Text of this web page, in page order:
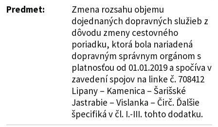
Predmet:
Zmena rozsahu objemu
dojednaných dopravných služieb z
dôvodu zmeny cestovného
poriadku, ktorá bola nariadená
dopravným správnym orgánom s
platnosťou od 01.01.2019 a spočíva v
zavedení spojov na linke č. 708412
Lipany – Kamenica – Šarišské
Jastrabie – Vislanka – Čirč. Ďalšie
špecifiká v čl. I.-III. tohto dodatku.